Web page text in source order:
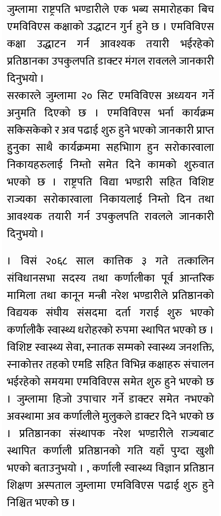
जुम्लामा राष्ट्रपति भण्डारीले एक भब्य समारोहका बिच
एमविविएस कक्षाको उद्धाटन गुर्न हुने छ । एमविविएस
कक्षा उद्धाटन गर्न आवश्यक तयारी भईरहेको
प्रतिष्ठानका उपकुलपति डाक्टर मंगल रावलले जानकारी
दिनुभयो ।
सरकारले जुम्लामा २० सिट एमविविएस अध्ययन गर्ने
अनुमति दिएको छ । एमविविएस भर्ना कार्यक्रम
सकिसकेको र अव पढाई शुरु हुने भएको जानकारी प्राप्त
हुुनुका साथै कार्यक्रममा सहभाािग हुन सरोकारवाला
निकायहरुलाई निम्तो समेत दिने कामको शुरुवात
भएको छ । राष्ट्रपति विद्या भण्डारी सहित विशिष्ट
राज्यका सरोकारवाला निकायलाई निम्तो दिन तथा
आवश्यक तयारी गर्न उपकुलपति रावलले जानकारी
दिनुभयो ।
। विसं २०६८ साल कात्तिक ३ गते तत्कालिन
संविधानसभा सदस्य तथा कर्णालीका पूर्व आन्तरिक
मामिला तथा कानून मन्त्री नरेश भण्डारीले प्रतिष्ठानको
विद्ययक संघीय संसदमा दर्ता गराई शुरु भएको
कर्णालीकै स्वास्थ्य धरोहरको रुपमा स्थापित भएको छ ।
विशिष्ट स्वास्थ्य सेवा, स्नातक सम्मको स्वास्थ्य जनशक्ति,
स्नाकोत्तर तहको एमडि सहित विभिन्न कक्षाहरु संचालन
भईरहेको समयमा एमविविएस समेत शुरु हुने भएको छ
। जुम्लामा हिजो उपाचार गर्ने डाक्टर समेत नभएको
अवस्थामा अव कर्णालीले मुलुकले डाक्टर दिने भएको छ
। प्रतिष्ठानका संस्थापक नरेश भण्डारीले राज्यबाट
स्थापित कर्णाली प्रतिष्ठानको गति यहाँ पुग्दा खुशी
भएको बताउनुभयो । , कर्णाली स्वास्थ्य विज्ञान प्रतिष्ठान
शिक्षण अस्पताल जुम्लामा एमविविएस पढाई शुरु हुने
निश्चित भएको छ ।